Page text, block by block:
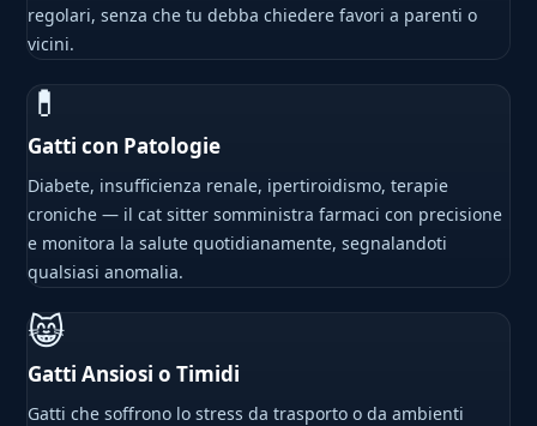
regolari, senza che tu debba chiedere favori a parenti o
vicini.
💊
Gatti con Patologie
Diabete, insufficienza renale, ipertiroidismo, terapie
croniche — il cat sitter somministra farmaci con precisione
e monitora la salute quotidianamente, segnalandoti
qualsiasi anomalia.
😸
Gatti Ansiosi o Timidi
Gatti che soffrono lo stress da trasporto o da ambienti